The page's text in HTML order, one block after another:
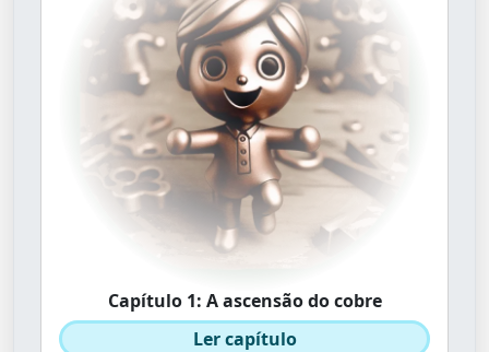
Capítulo 1: A ascensão do cobre
Ler capítulo